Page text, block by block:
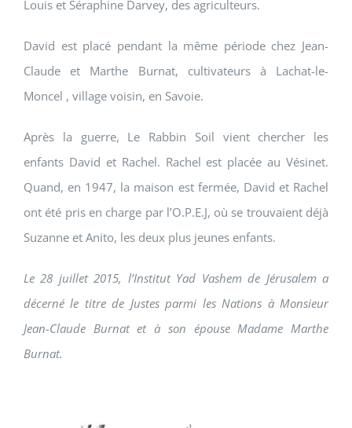
Louis et Séraphine Darvey, des agriculteurs.
David est placé pendant la même période chez Jean-
Claude et Marthe Burnat, cultivateurs à Lachat-le-
Moncel , village voisin, en Savoie.
Après la guerre, Le Rabbin Soil vient chercher les
enfants David et Rachel. Rachel est placée au Vésinet.
Quand, en 1947, la maison est fermée, David et Rachel
ont été pris en charge par l’O.P.E.J, où se trouvaient déjà
Suzanne et Anito, les deux plus jeunes enfants.
Le 28 juillet 2015, l’Institut Yad Vashem de Jérusalem a
décerné le titre de Justes parmi les Nations à Monsieur
Jean-Claude Burnat et à son épouse Madame Marthe
Burnat.